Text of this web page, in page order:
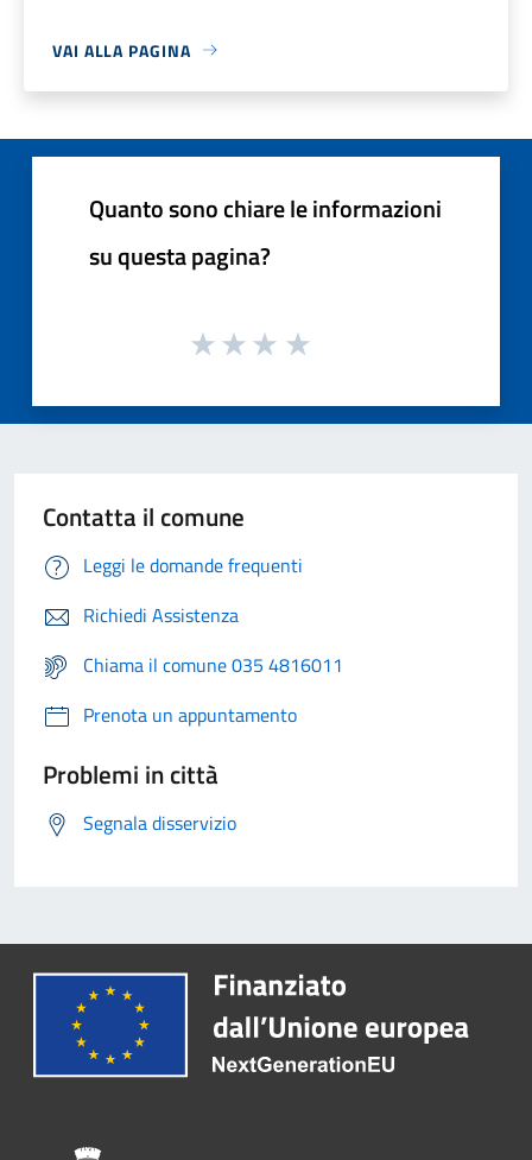
VAI ALLA PAGINA
Quanto sono chiare le informazioni
su questa pagina?
Contatta il comune
Leggi le domande frequenti
Richiedi Assistenza
Chiama il comune 035 4816011
Prenota un appuntamento
Problemi in città
Segnala disservizio